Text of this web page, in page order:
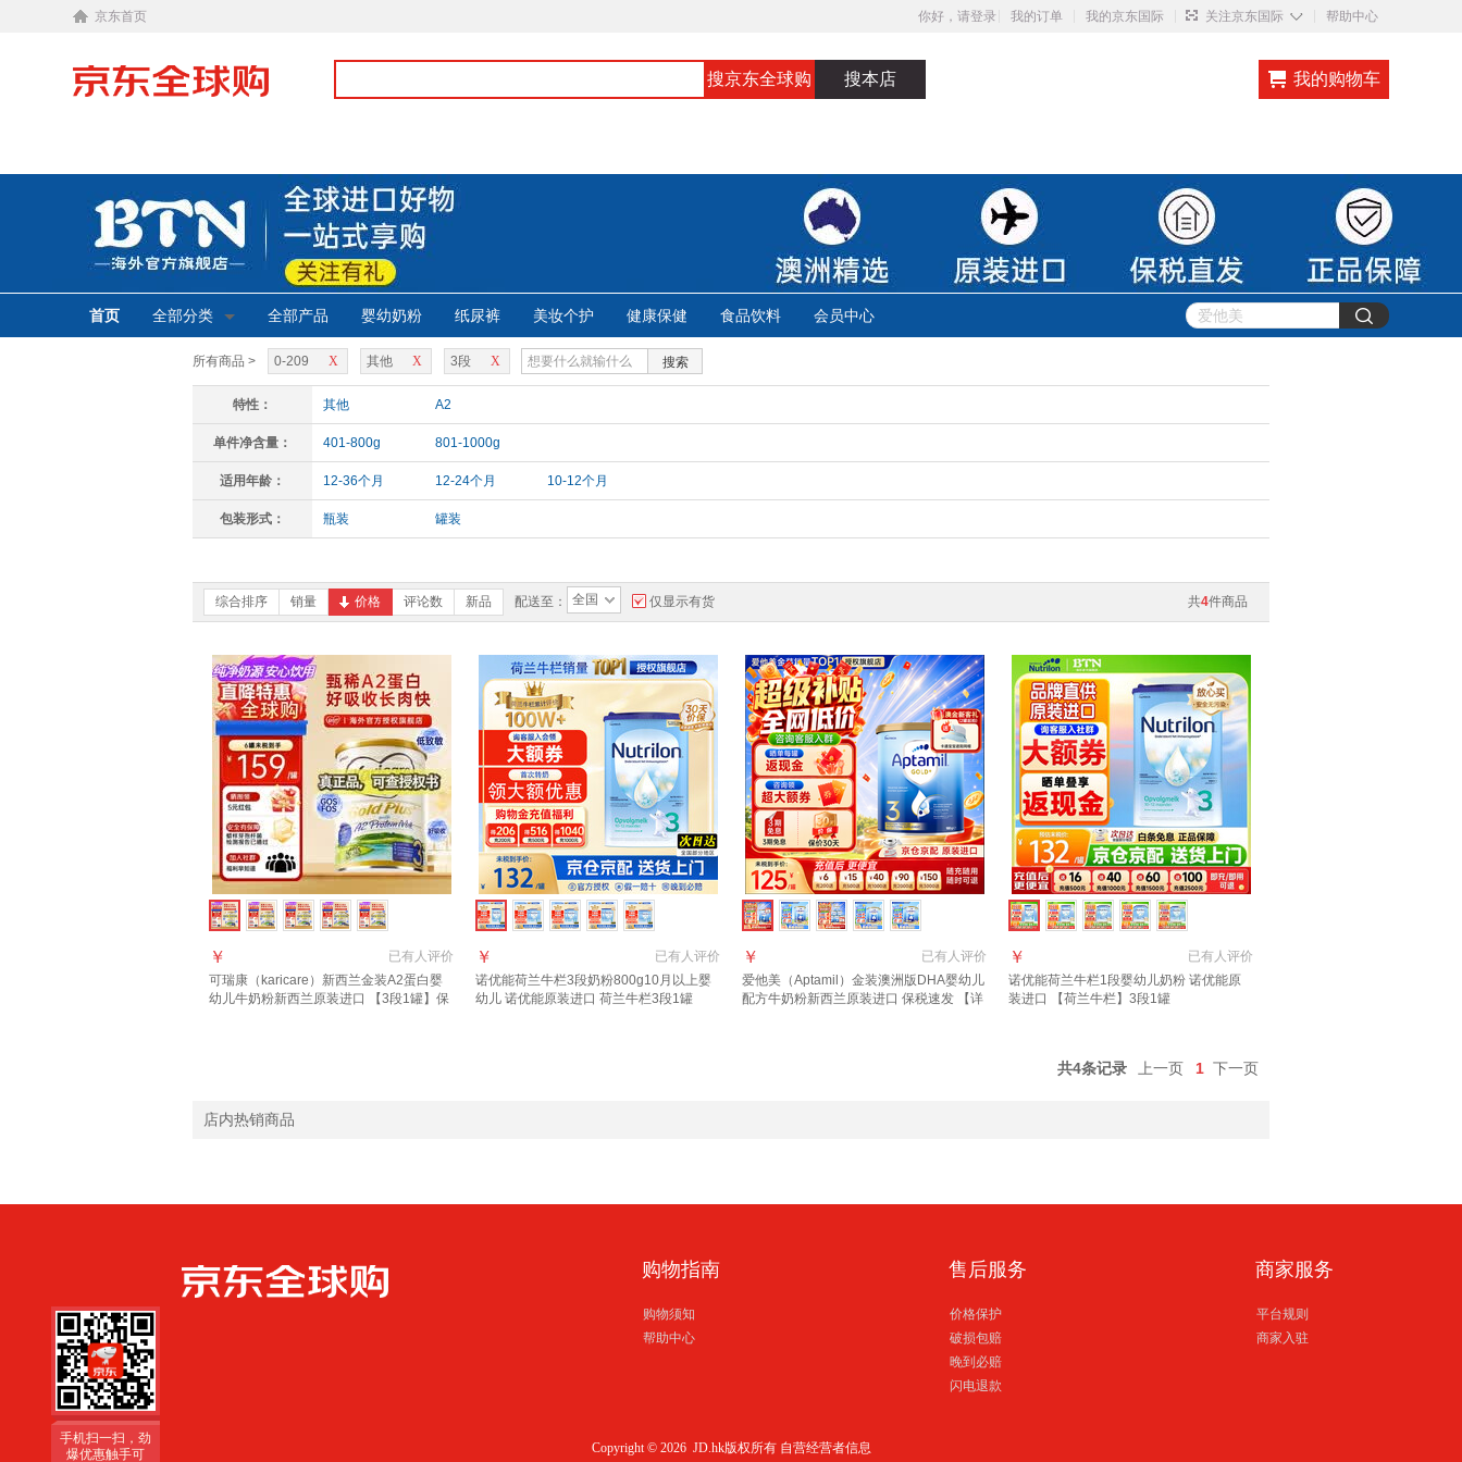
京东首页 你好，请登录 我的订单 我的京东国际 关注京东国际 ◇ 帮助中心
搜京东全球购 搜本店 我的购物车
首页 全部分类 全部产品 婴幼奶粉 纸尿裤 美妆个护 健康保健 食品饮料 会员中心
所有商品 > X
0-209 X
其他 X
3段 搜索
特性： 其他 A2
单件净含量： 401-800g 801-1000g
适用年龄： 12-36个月 12-24个月 10-12个月
包装形式： 瓶装 罐装
共4件商品
综合排序 销量 价格 评论数 新品 配送至： 全国 仅显示有货
已有人评价
￥
可瑞康（karicare）新西兰金装A2蛋白婴
幼儿牛奶粉新西兰原装进口 【3段1罐】保
已有人评价
￥
诺优能荷兰牛栏3段奶粉800g10月以上婴
幼儿 诺优能原装进口 荷兰牛栏3段1罐
已有人评价
￥
爱他美（Aptamil）金装澳洲版DHA婴幼儿
配方牛奶粉新西兰原装进口 保税速发 【详
已有人评价
￥
诺优能荷兰牛栏1段婴幼儿奶粉 诺优能原
装进口 【荷兰牛栏】3段1罐
共4条记录 上一页 1 下一页
店内热销商品
购物指南
购物须知
帮助中心
售后服务
价格保护
破损包赔
晚到必赔
闪电退款
商家服务
平台规则
商家入驻
Copyright © 2026 JD.hk版权所有 自营经营者信息
手机扫一扫，劲
爆优惠触手可
得！
手机扫一扫，劲
爆优惠触手可